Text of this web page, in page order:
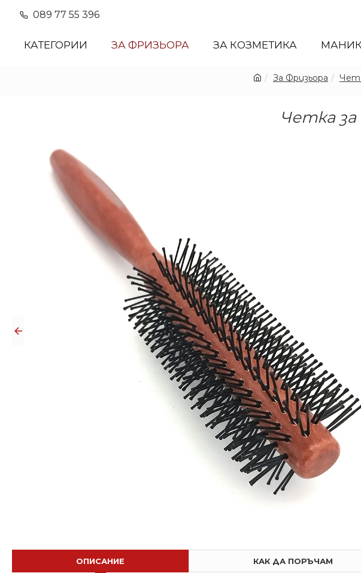
089 77 55 396
КАТЕГОРИИ ЗА ФРИЗЬОРА ЗА КОЗМЕТИКА
За Фризьора
Четка за
Професионална Четка за коса Професионална Четка за коса
€ 6.39 (12.50 лв.)
ОПИСАНИЕ КАК ДА ПОРЪЧАМ